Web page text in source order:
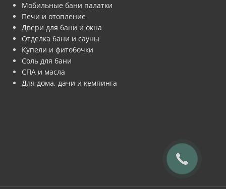
Мобильные бани палатки
Печи и отопление
Двери для бани и окна
Отделка бани и сауны
Купели и фитобочки
Соль для бани
СПА и масла
Для дома, дачи и кемпинга